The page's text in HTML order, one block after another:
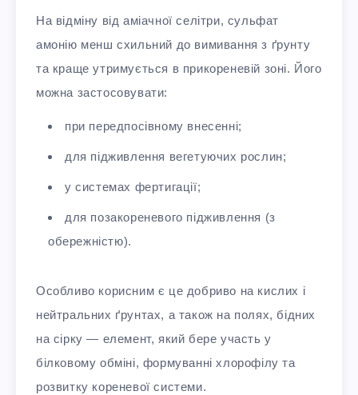
На відміну від аміачної селітри, сульфат
амонію менш схильний до вимивання з ґрунту
та краще утримується в прикореневій зоні. Його
можна застосовувати:
при передпосівному внесенні;
для підживлення вегетуючих рослин;
у системах фертигації;
для позакореневого підживлення (з
обережністю).
Особливо корисним є це добриво на кислих і
нейтральних ґрунтах, а також на полях, бідних
на сірку — елемент, який бере участь у
білковому обміні, формуванні хлорофілу та
розвитку кореневої системи.